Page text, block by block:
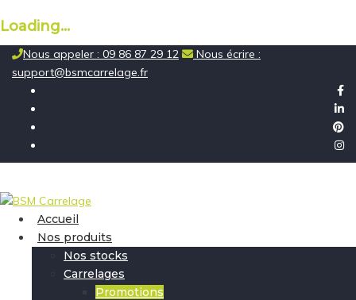
Loading...
Skip
content
Nous appeler : 09 86 87 29 12
Nous écrire :
support@bsmcarrelage.fr
Accueil
Nos produits
Nos stocks
Carrelages
Promotions